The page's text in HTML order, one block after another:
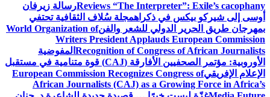
Reviews “The Interpreter”: Exile’s cacophanyرسالة زيرفان
أوسى إلى شيركو بيكس في ذكراهمجلة سُلاف الثقافية تحتفي
بمهرجان طريق الحرير الدولي للشعر والفنWorld Organization of
Writers President Applauds European Commission
Recognition of Congress of African Journalists المفوضية
الأوروبية: مؤتمر الصحفيين الأفارقة (CAJ) قوة متنامية في مستقبل
الإعلام الإفريقيEuropean Commission Recognizes Congress of
African Journalists (CAJ) as a Growing Force in Africa’s